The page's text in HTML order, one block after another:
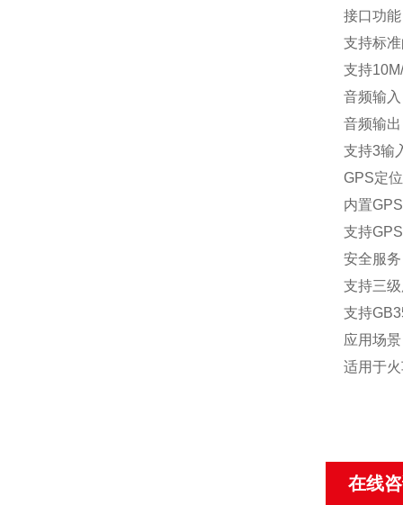
接口功能
支持标
支持
音频输
音频输
支持3输
GPS定
内置
支持
安全服务
支持三
支持
应用场景
适用于
在线